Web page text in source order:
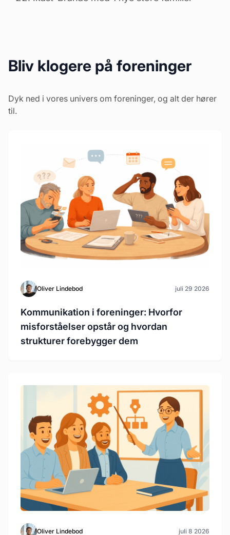
Bliv klogere på foreninger
Dyk ned i vores univers om foreninger, og alt der hører
til.
Oliver Lindebod juli 29 2026
Kommunikation i foreninger: Hvorfor
misforståelser opstår og hvordan
strukturer forebygger dem
Oliver Lindebod juli 8 2026